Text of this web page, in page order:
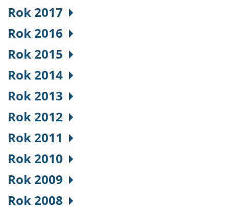
Rok 2017
Rok 2016
Rok 2015
Rok 2014
Rok 2013
Rok 2012
Rok 2011
Rok 2010
Rok 2009
Rok 2008